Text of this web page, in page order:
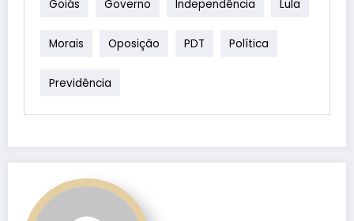
Goiás Governo Independência Lula
Morais Oposição PDT Política
Previdência